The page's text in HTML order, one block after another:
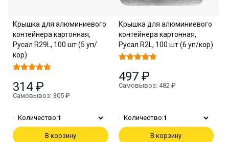
Крышка для алюминиевого
контейнера картонная,
Русал R29L, 100 шт (5 уп/
кор)
314 ₽
Самовывоз: 305 ₽
Количество:1
В корзину
Крышка для алюминиевого
контейнера картонная,
Русал R2L, 100 шт (6 уп/кор)
497 ₽
Самовывоз: 482 ₽
Количество:1
В корзину